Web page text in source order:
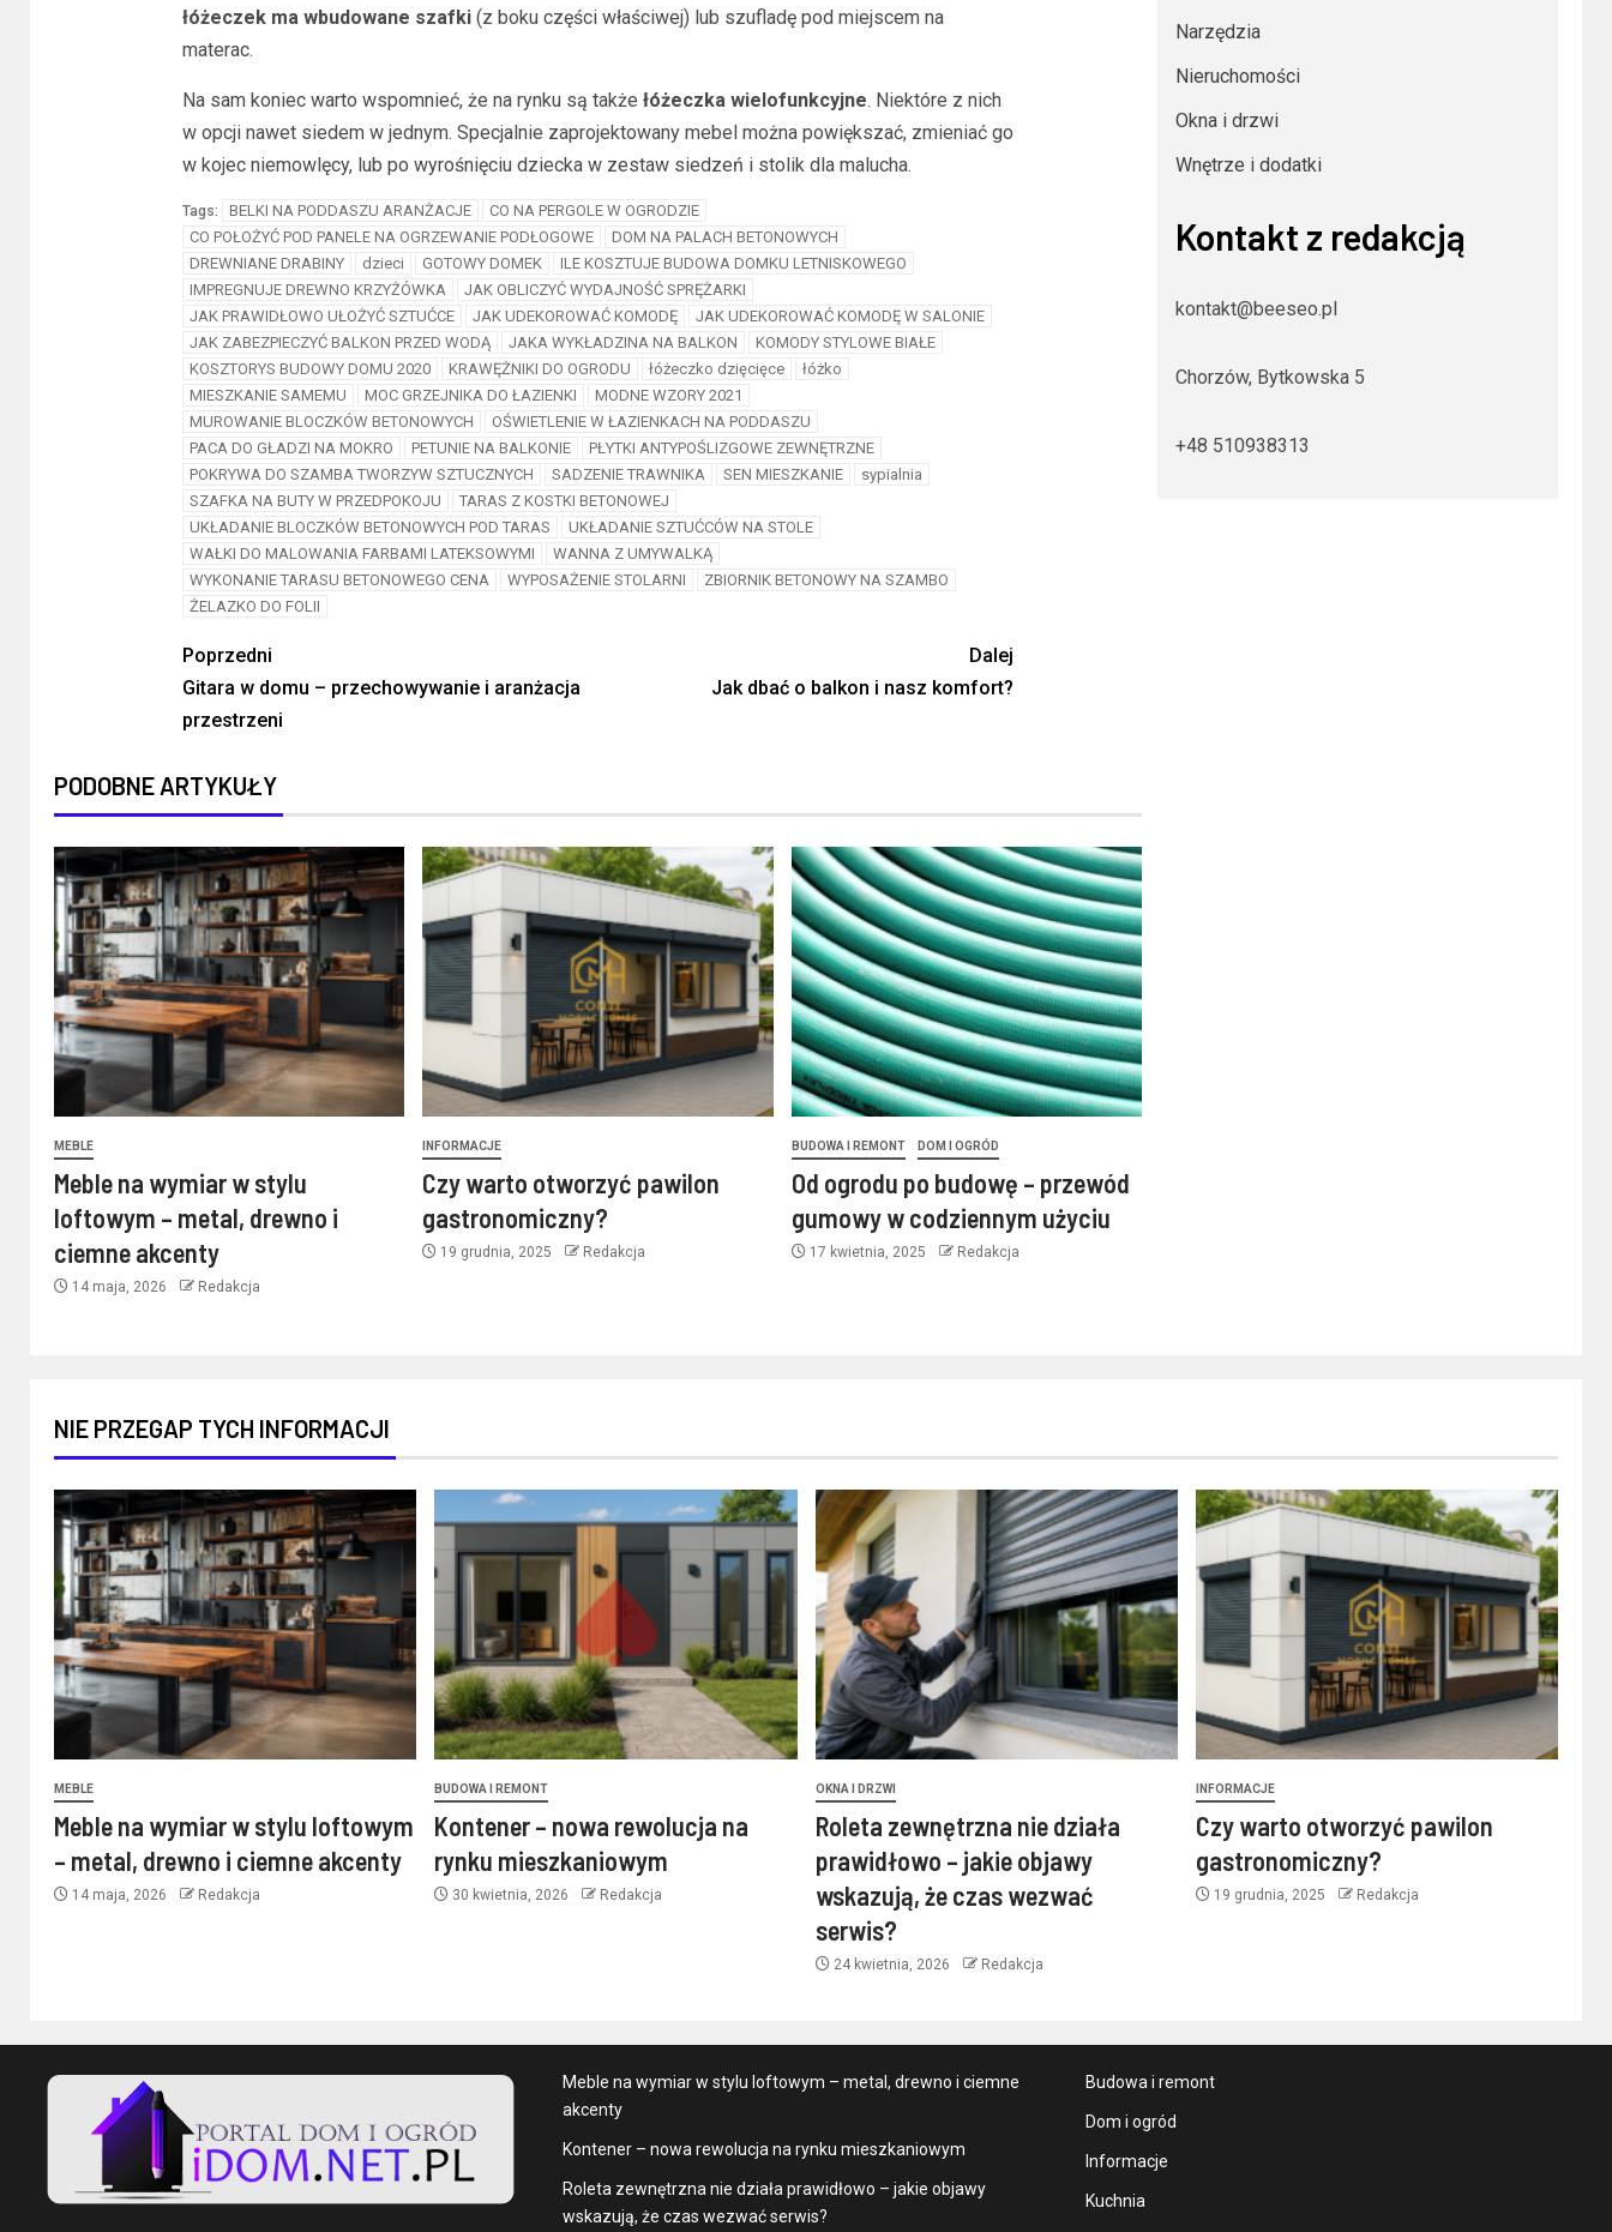
łóżeczek ma wbudowane szafki(z boku części właściwej) lub szufladę pod miejscem na
materac.
Na sam koniec warto wspomnieć, że na rynku są także łóżeczka wielofunkcyjne. Niektóre z nich
w opcji nawet siedem w jednym. Specjalnie zaprojektowany mebel można powiększać, zmieniać go
w kojec niemowlęcy, lub po wyrośnięciu dziecka w zestaw siedzeń i stolik dla malucha.
Tags: BELKI NA PODDASZU ARANŻACJE
CO NA PERGOLE W OGRODZIE
CO POŁOŻYĆ POD PANELE NA OGRZEWANIE PODŁOGOWE
DOM NA PALACH BETONOWYCH
DREWNIANE DRABINY
dzieci GOTOWY DOMEK
ILE KOSZTUJE BUDOWA DOMKU LETNISKOWEGO
IMPREGNUJE DREWNO KRZYŻÓWKA
JAK OBLICZYĆ WYDAJNOŚĆ SPRĘŻARKI
JAK PRAWIDŁOWO UŁOŻYĆ SZTUĆCE
JAK UDEKOROWAĆ KOMODĘ
JAK UDEKOROWAĆ KOMODĘ W SALONIE
JAK ZABEZPIECZYĆ BALKON PRZED WODĄ
JAKA WYKŁADZINA NA BALKON
KOMODY STYLOWE BIAŁE
KOSZTORYS BUDOWY DOMU 2020
KRAWĘŻNIKI DO OGRODU łóżeczko dzięcięce
łóżko
MIESZKANIE SAMEMU
MOC GRZEJNIKA DO ŁAZIENKI
MODNE WZORY 2021
MUROWANIE BLOCZKÓW BETONOWYCH
OŚWIETLENIE W ŁAZIENKACH NA PODDASZU
PACA DO GŁADZI NA MOKRO
PETUNIE NA BALKONIE
PŁYTKI ANTYPOŚLIZGOWE ZEWNĘTRZNE
POKRYWA DO SZAMBA TWORZYW SZTUCZNYCH
SADZENIE TRAWNIKA SEN MIESZKANIE
sypialnia
SZAFKA NA BUTY W PRZEDPOKOJU
TARAS Z KOSTKI BETONOWEJ
UKŁADANIE BLOCZKÓW BETONOWYCH POD TARAS
UKŁADANIE SZTUĆCÓW NA STOLE
WAŁKI DO MALOWANIA FARBAMI LATEKSOWYMI
WANNA Z UMYWALKĄ
WYKONANIE TARASU BETONOWEGO CENA
WYPOSAŻENIE STOLARNI
ZBIORNIK BETONOWY NA SZAMBO
ŻELAZKO DO FOLII
Poprzedni
Gitara w domu – przechowywanie i aranżacja
przestrzeni
Dalej
Jak dbać o balkon i nasz komfort?
PODOBNE ARTYKUŁY
MEBLE
Meble na wymiar w stylu
loftowym – metal, drewno i
ciemne akcenty
14 maja, 2026 Redakcja
INFORMACJE
Czy warto otworzyć pawilon
gastronomiczny?
19 grudnia, 2025 Redakcja
BUDOWA I REMONT DOM I OGRÓD
Od ogrodu po budowę – przewód
gumowy w codziennym użyciu
17 kwietnia, 2025 Redakcja
Narzędzia
Nieruchomości
Okna i drzwi
Wnętrze i dodatki
Kontakt z redakcją
kontakt@beeseo.pl
Chorzów, Bytkowska 5
+48 510938313
NIE PRZEGAP TYCH INFORMACJI
MEBLE
Meble na wymiar w stylu loftowym
– metal, drewno i ciemne akcenty
14 maja, 2026 Redakcja
BUDOWA I REMONT
Kontener – nowa rewolucja na
rynku mieszkaniowym
30 kwietnia, 2026 Redakcja
OKNA I DRZWI
Roleta zewnętrzna nie działa
prawidłowo – jakie objawy
wskazują, że czas wezwać
serwis?
24 kwietnia, 2026 Redakcja
INFORMACJE
Czy warto otworzyć pawilon
gastronomiczny?
19 grudnia, 2025 Redakcja
Meble na wymiar w stylu loftowym – metal, drewno i ciemne
akcenty
Kontener – nowa rewolucja na rynku mieszkaniowym
Roleta zewnętrzna nie działa prawidłowo – jakie objawy
wskazują, że czas wezwać serwis?
Budowa i remont
Dom i ogród
Informacje
Kuchnia